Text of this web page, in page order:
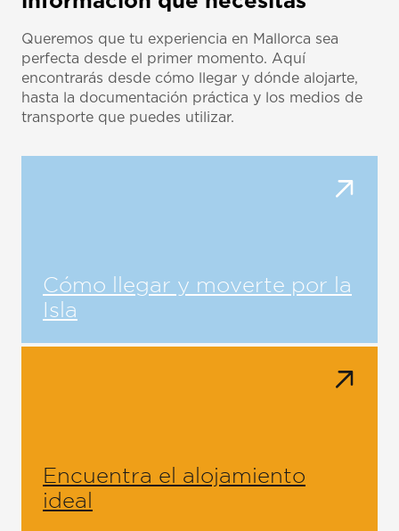
Queremos que tu experiencia en Mallorca sea
perfecta desde el primer momento. Aquí
encontrarás desde cómo llegar y dónde alojarte,
hasta la documentación práctica y los medios de
transporte que puedes utilizar.
Cómo llegar y moverte por la
Isla
Encuentra el alojamiento
ideal